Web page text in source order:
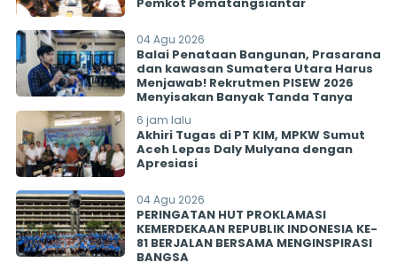
04 Agu 2026
Balai Penataan Bangunan, Prasarana
dan kawasan Sumatera Utara Harus
Menjawab! Rekrutmen PISEW 2026
Menyisakan Banyak Tanda Tanya
6 jam lalu
Akhiri Tugas di PT KIM, MPKW Sumut
Aceh Lepas Daly Mulyana dengan
Apresiasi
04 Agu 2026
PERINGATAN HUT PROKLAMASI
KEMERDEKAAN REPUBLIK INDONESIA KE-
81 BERJALAN BERSAMA MENGINSPIRASI
BANGSA